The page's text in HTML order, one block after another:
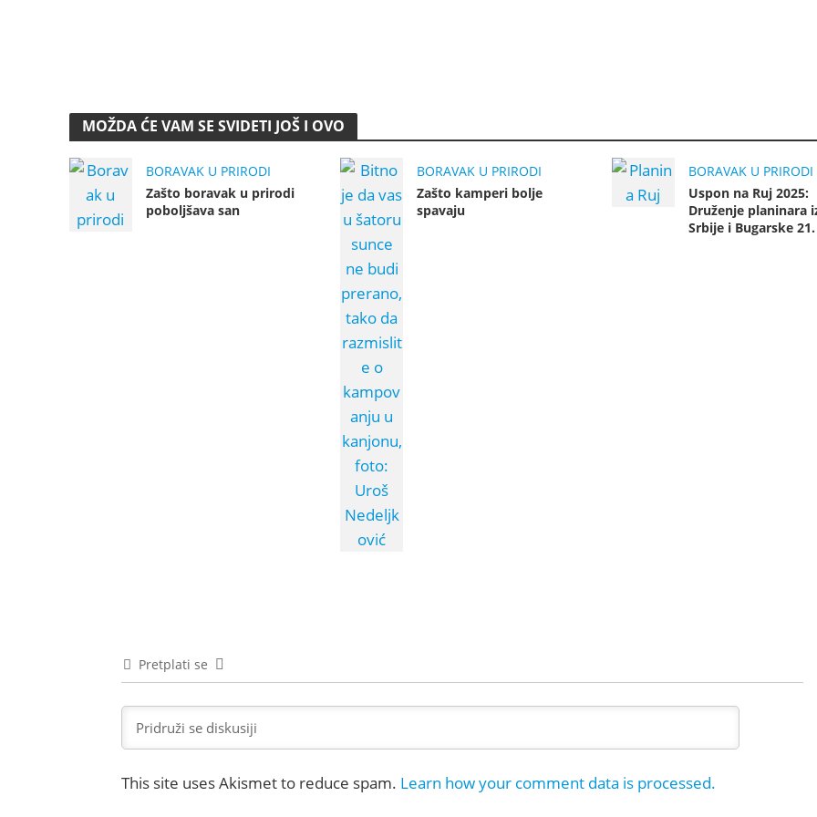
MOŽDA ĆE VAM SE SVIDETI JOŠ I OVO
BORAVAK U PRIRODI
Zašto boravak u prirodi
poboljšava san
BORAVAK U PRIRODI
Zašto kamperi bolje
spavaju
BORAVAK U PRIRODI
Uspon na Ruj 2025:
Druženje planinara
Srbije i Bugarske
Pretplati se
This site uses Akismet to reduce spam. Learn how your comment data is processed.